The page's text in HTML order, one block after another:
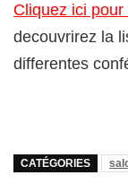
Cliquez ici pour
decouvrirez la
differentes
CATÉGORIES